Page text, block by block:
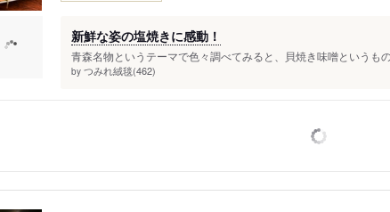
新鮮な姿の塩焼きに感動！
青森名物というテーマで色々調べてみると、貝焼き味噌というも
by つみれ絨毯(462)